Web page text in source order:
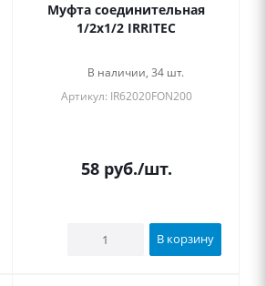
Муфта соединительная
1/2x1/2 IRRITEC
В наличии, 34 шт.
Артикул: IR62020FON200
58руб./шт.
В корзину